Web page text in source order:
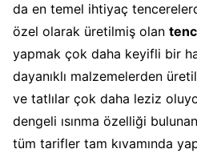
da en temel ihtiyaç
özel olarak üretilmiş olan
yapmak çok daha keyifli bir
dayanıklı malzemelerden
ve tatlılar çok daha leziz
dengeli ısınma özelliği
tüm tarifler tam kıvamında